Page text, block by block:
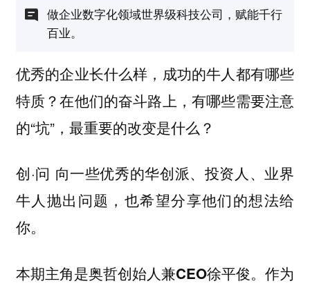
做企业数字化领域世界级科技公司，赋能千行
百业。
优秀的企业长什么样，成功的牛人都有哪些
特质？在他们的奋斗路上，有哪些需要注意
的“坑”，最重要的改变是什么？
创·问 向一些优秀的华创派、投资人、业界
牛人抛出问题，也希望分享他们的想法给
你。
本期主角是奥哲创始人兼CEO徐平俊。作为